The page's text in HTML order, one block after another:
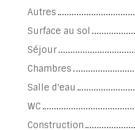
Autres
Surface au sol
Séjour
Chambres
Salle d'eau
WC
Construction